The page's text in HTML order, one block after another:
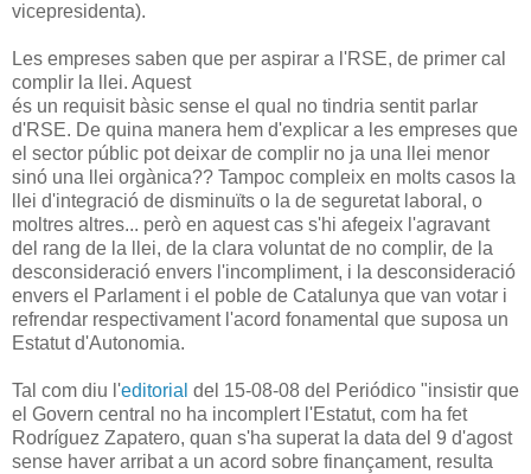
vicepresidenta).
Les empreses saben que per aspirar a l'RSE, de primer cal
complir la llei. Aquest
és un requisit bàsic sense el qual no tindria sentit parlar
d'RSE. De quina manera hem d'explicar a les empreses que
el sector públic pot deixar de complir no ja una llei menor
sinó una llei orgànica?? Tampoc compleix en molts casos la
llei d'integració de disminuïts o la de seguretat laboral, o
moltres altres... però en aquest cas s'hi afegeix l'agravant
del rang de la llei, de la clara voluntat de no complir, de la
desconsideració envers l'incompliment, i la desconsideració
envers el Parlament i el poble de Catalunya que van votar i
refrendar respectivament l'acord fonamental que suposa un
Estatut d'Autonomia.
Tal com diu l'editorial del 15-08-08 del Periódico "insistir que
el Govern central no ha incomplert l'Estatut, com ha fet
Rodríguez Zapatero, quan s'ha superat la data del 9 d'agost
sense haver arribat a un acord sobre finançament, resulta